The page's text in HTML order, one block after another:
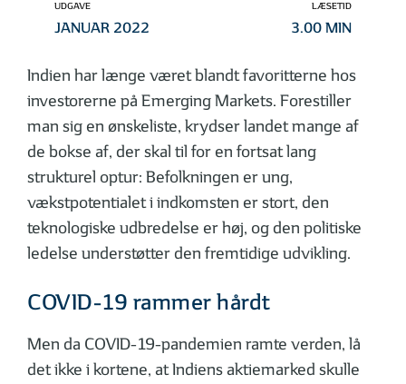
UDGAVE
JANUAR 2022
LÆSETID
3.00 MIN
Indien har længe været blandt favoritterne hos
investorerne på Emerging Markets. Forestiller
man sig en ønskeliste, krydser landet mange af
de bokse af, der skal til for en fortsat lang
strukturel optur: Befolkningen er ung,
vækstpotentialet i indkomsten er stort, den
teknologiske udbredelse er høj, og den politiske
ledelse understøtter den fremtidige udvikling.
COVID-19 rammer hårdt
Men da COVID-19-pandemien ramte verden, lå
det ikke i kortene, at Indiens aktiemarked skulle